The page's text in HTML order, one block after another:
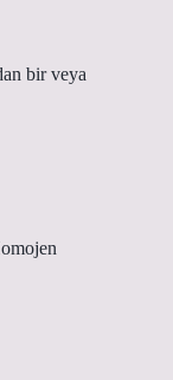
bir veya